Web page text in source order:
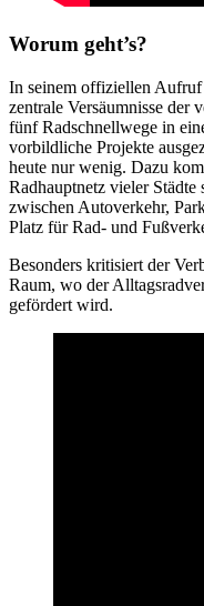
Worum geht’s?
In seinem offiziellen
zentrale Versäumnisse der
fünf Radschnellwege in
vorbildliche Projekte
heute nur wenig. Dazu
Radhauptnetz vieler
zwischen Autoverkehr,
Platz für Rad- und
Besonders kritisiert der
Raum, wo der
gefördert wird.